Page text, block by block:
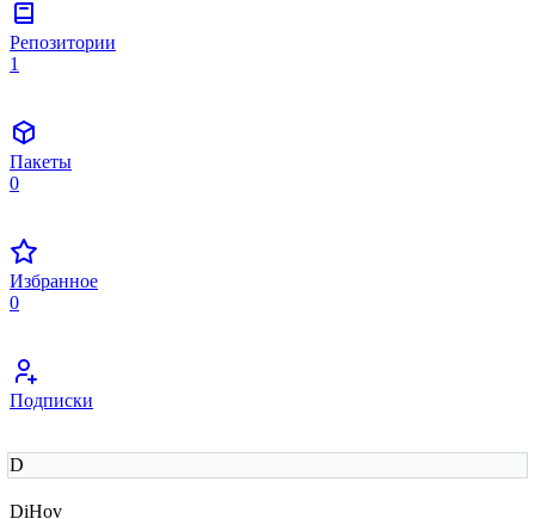
Репозитории
1
Пакеты
0
Избранное
0
Подписки
D
DiHov